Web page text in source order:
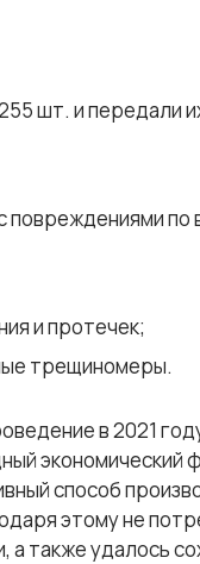
шт. и передали
повреждениями по
и протечек;
трещиномеры.
в 2021
экономический
способ
этому не
также удалось